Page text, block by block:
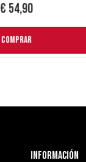
€ 54,90
COMPRAR
Información